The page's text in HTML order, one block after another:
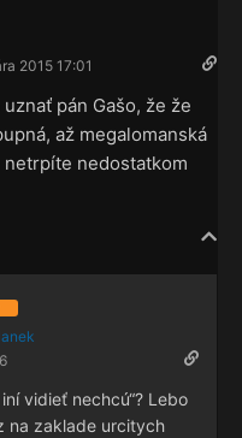
2015 17:01
pán Gašo, že že
až megalomanská
nedostatkom
vidieť nechcú“? Lebo
na zaklade urcitych